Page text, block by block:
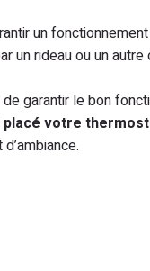
un
un rideau ou un
garantir le bon
votre